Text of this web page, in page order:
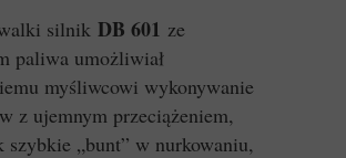
silnik DB 601 ze
paliwa umożliwiał
myśliwcowi wykonywanie
z ujemnym przeciążeniem,
szybkie „bunt” w nurkowaniu,